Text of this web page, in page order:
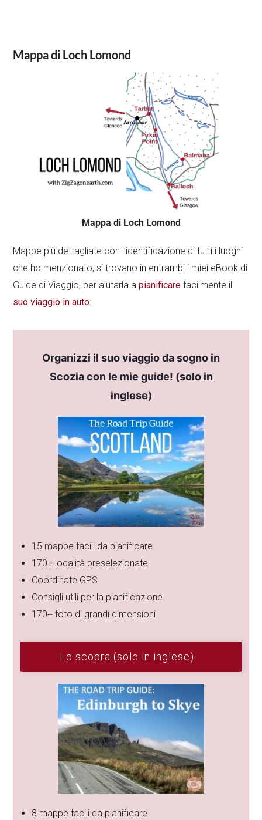
Mappa di Loch Lomond
Mappa di Loch Lomond
Mappe più dettagliate con l’identificazione di tutti i luoghi
che ho menzionato, si trovano in entrambi i miei eBook di
Guide di Viaggio, per aiutarla apianificare facilmente il
suo viaggio in auto:
Organizzi il suo viaggio da sogno in
Scozia con le mie guide! (solo in
inglese)
15 mappe facili da pianificare
170+ località preselezionate
Coordinate GPS
Consigli utili per la pianificazione
170+ foto di grandi dimensioni
Lo scopra (solo in inglese)
8 mappe facili da pianificare